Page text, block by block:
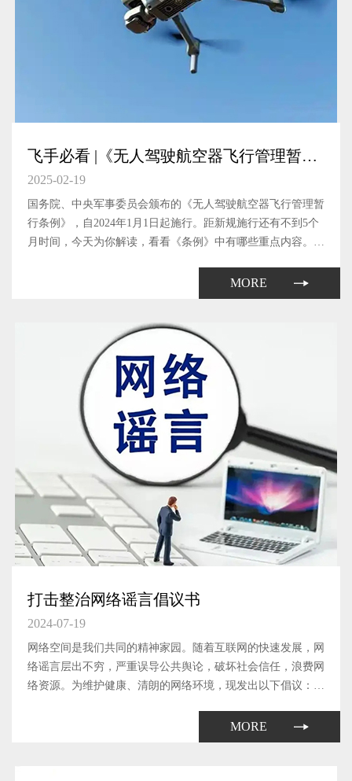
飞手必看 |《无人驾驶航空器飞行管理暂行
条例》法规解读
2025-02-19
国务院、中央军事委员会颁布的《无人驾驶航空器飞行管理暂
行条例》，自2024年1月1日起施行。距新规施行还有不到5个
月时间，今天为你解读，看看《条例》中有哪些重点内容。无
力系统的航空器。无人驾驶航空器按照性能指标分为微型、轻
MORE
打击整治网络谣言倡议书
2024-07-19
网络空间是我们共同的精神家园。随着互联网的快速发展，网
络谣言层出不穷，严重误导公共舆论，破坏社会信任，浪费网
络资源。为维护健康、清朗的网络环境，现发出以下倡议：
要多方查证，不随意转发未经证实的信息；提高自身的媒介素
MORE